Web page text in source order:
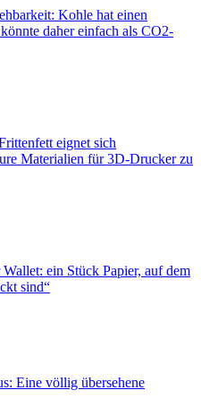
Kohle hat einen
daher einfach als CO2-
eignet sich
Materialien für 3D-Drucker zu
ein Stück Papier, auf dem
sind“
Eine völlig übersehene